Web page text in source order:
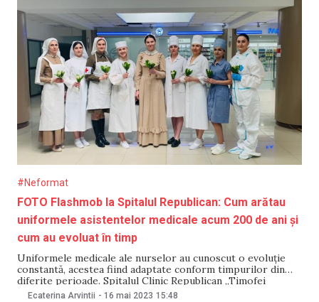
#Neformat
FOTO Flashmob la Spitalul Republican: Cum arătau
uniformele asistentelor medicale acum 200 de ani și
cum au evoluat în timp
Uniformele medicale ale nurselor au cunoscut o evoluție
constantă, acestea fiind adaptate conform timpurilor din
diferite perioade. Spitalul Clinic Republican „Timofei
Moșneaga” a realizat o sesiune foto în care a prezentat
Ecaterina Arvintii - 16 mai 2023 15:48